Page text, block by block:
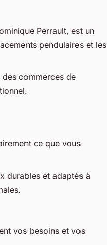
Perrault, est un
pendulaires et les
commerces de
ce que vous
durables et adaptés à
vos besoins et vos